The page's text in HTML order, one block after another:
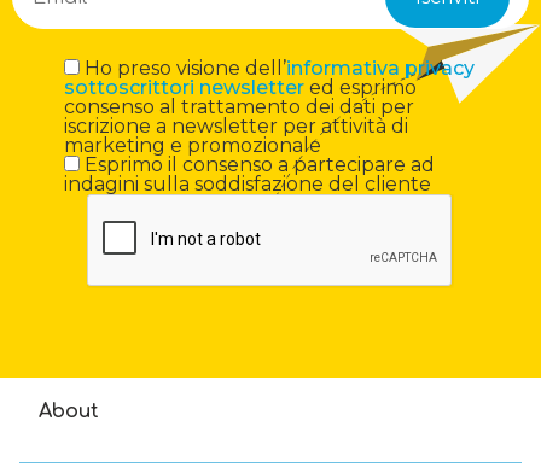
Ho preso visione dell’informativa privacy
sottoscrittori newslettered esprimo
consenso al trattamento dei dati per
iscrizione a newsletter per attività di
marketing e promozionale
Esprimo il consenso a partecipare ad
indagini sulla soddisfazione del cliente
About